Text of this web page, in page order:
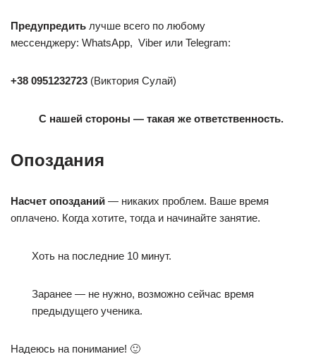
Предупредить лучше всего по любому
мессенджеру: WhatsApp, Viber или Telegram:
+38 0951232723 (Виктория Сулай)
С нашей стороны — такая же ответственность.
Опоздания
Насчет опозданий — никаких проблем. Ваше время
оплачено. Когда хотите, тогда и начинайте занятие.
Хоть на последние 10 минут.
Заранее — не нужно, возможно сейчас время
предыдущего ученика.
Надеюсь на понимание! 🙂